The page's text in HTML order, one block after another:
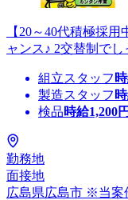
【20～40代積極採
ャンス♪ 2交替制で
組立スタッフ
製造スタッフ
検品時給1,200
勤務地
面接地
広島県広島市 ※当案